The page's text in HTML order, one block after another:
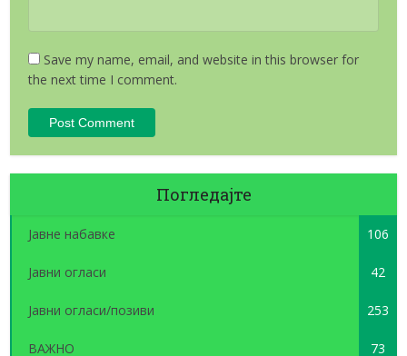
Save my name, email, and website in this browser for
the next time I comment.
Погледајте
Јавне набавке 106
Јавни огласи 42
Јавни огласи/позиви 253
ВАЖНО 73